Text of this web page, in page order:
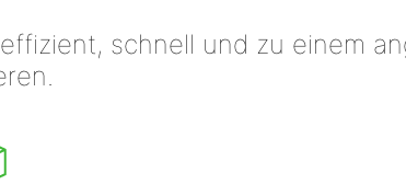
schnell und zu einem